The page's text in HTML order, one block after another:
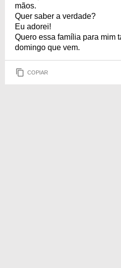
mãos.
Quer saber a verdade?
Eu adorei!
Quero essa família para mim
domingo que vem.
COPIAR